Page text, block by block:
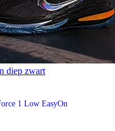
diep zwart
1 Low EasyOn